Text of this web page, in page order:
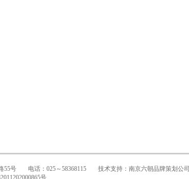
55号 电话：025～58368115 技术支持： 南京六朝品牌策划公司
号